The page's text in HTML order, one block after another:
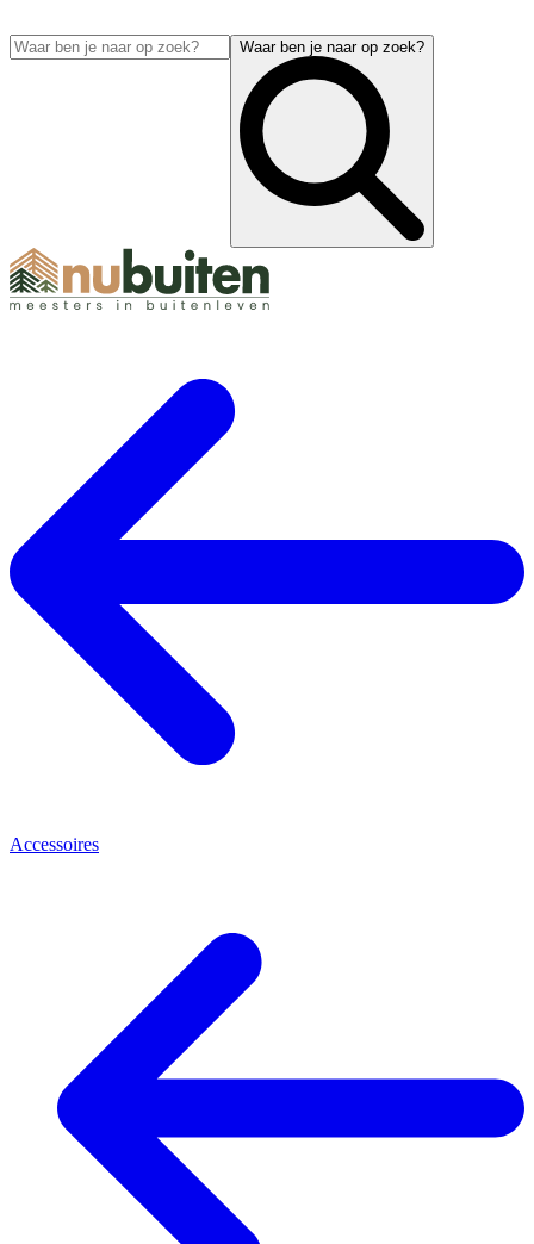
Waar ben je naar op zoek?
Accessoires